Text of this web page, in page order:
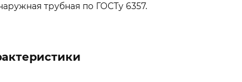
трубная по ГОСТу 6357.